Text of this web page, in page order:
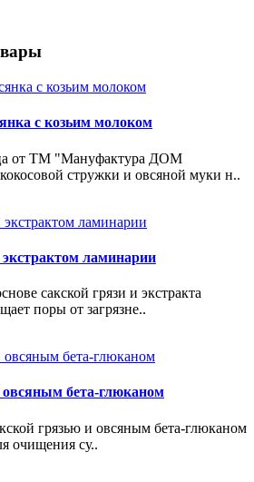
с козьим молоком
от ТМ "Мануфактура ДОМ
стружки и овсяной муки н..
ламинарии
сакской грязи и экстракта
поры от загрязне..
бета-глюканом
грязью и овсяным бета-глюканом
очищения су..